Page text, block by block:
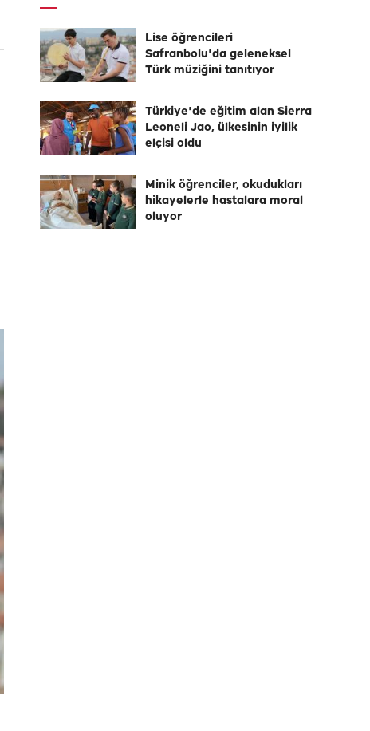
Lise öğrencileri
Safranbolu'da geleneksel
Türk müziğini tanıtıyor
Türkiye'de eğitim alan Sierra
Leoneli Jao, ülkesinin iyilik
elçisi oldu
Minik öğrenciler, okudukları
hikayelerle hastalara moral
oluyor